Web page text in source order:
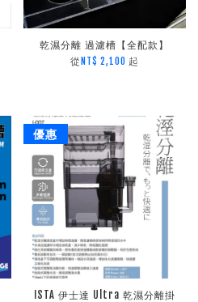
乾濕分離 過濾槽【全配款】
從 NT$ 2,100 起
優惠
ISTA 伊士達 Ultra 乾濕分離掛